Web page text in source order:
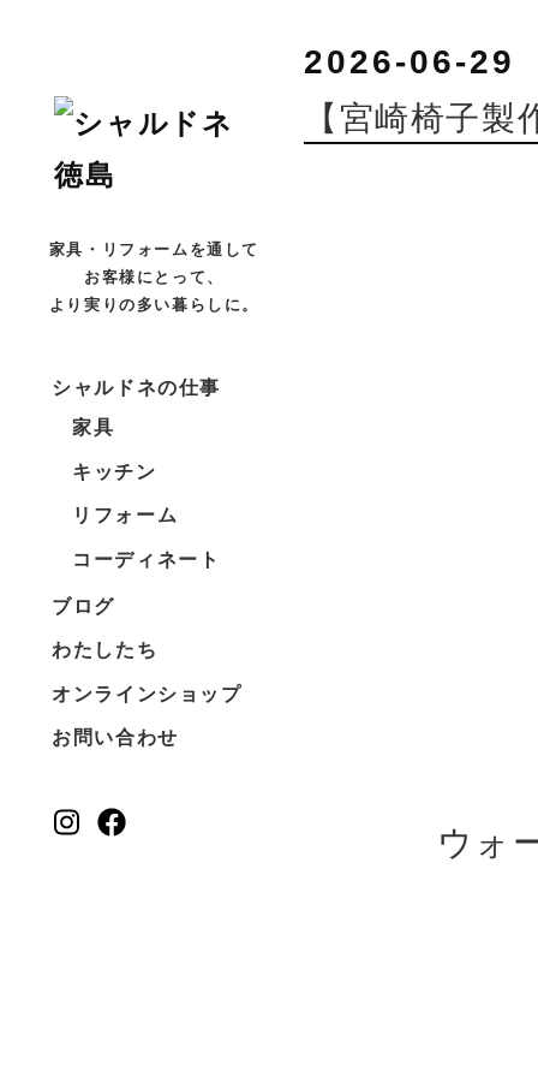
家具・リフォームを通して
お客様にとって、
より実りの多い暮らしに。
シャルドネの仕事
家具
キッチン
リフォーム
コーディネート
ブログ
わたしたち
オンラインショップ
お問い合わせ
2026-06-29
【宮崎椅子
ウォ